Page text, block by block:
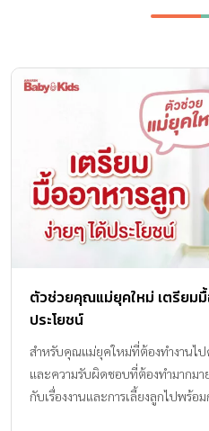
ตัวช่วยคุณแม่ยุคใหม่ เตรียม
ประโยชน์
สำหรับคุณแม่ยุคใหม่ที่ต้องทำงานไ
และความรับผิดชอบที่ต้องทำมากม
กับเรื่องงานและการเลี้ยงลูกไปพร้อ